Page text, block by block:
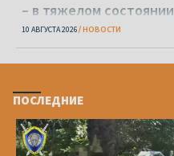
– в тяжелом состоянии
10 АВГУСТА 2026 НОВОСТИ
ПОСЛЕДНИЕ